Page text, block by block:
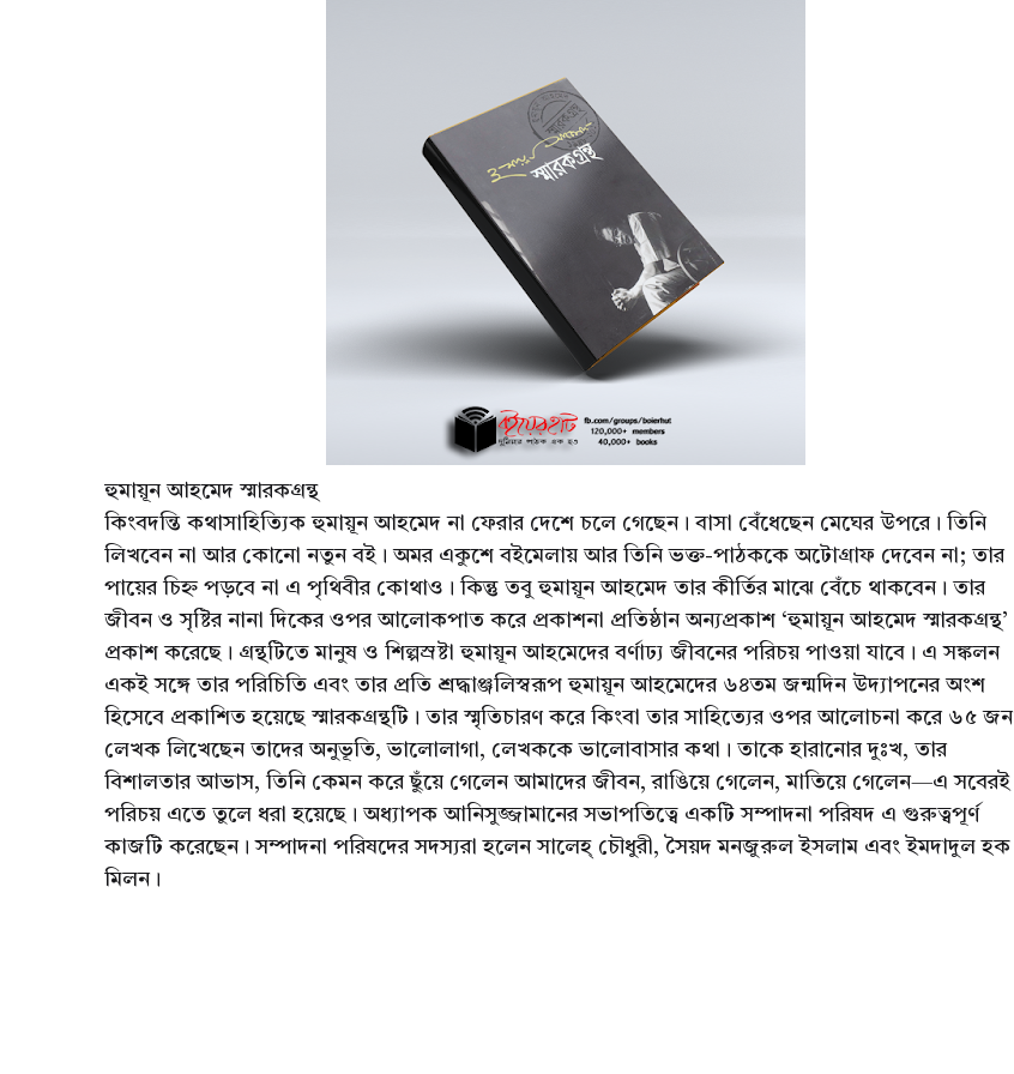
হুমায়ূন আহমেদ স্মারকগ্রন্থ
কিংবদন্তি কথাসাহিত্যিক হুমায়ূন আহমেদ না ফেরার দেশে চলে গেছেন। বাসা বেঁধেছেন মেঘের উপরে। তিনি
লিখবেন না আর কোনো নতুন বই। অমর একুশে বইমেলায় আর তিনি ভক্ত-পাঠককে অটোগ্রাফ দেবেন না; তার
পায়ের চিহ্ন পড়বে না এ পৃথিবীর কোথাও। কিন্তু তবু হুমায়ূন আহমেদ তার কীর্তির মাঝে বেঁচে থাকবেন। তার
জীবন ও সৃষ্টির নানা দিকের ওপর আলোকপাত করে প্রকাশনা প্রতিষ্ঠান অন্যপ্রকাশ ‘হুমায়ূন আহমেদ স্মারকগ্রন্থ’
প্রকাশ করেছে। গ্রন্থটিতে মানুষ ও শিল্পস্রষ্টা হুমায়ূন আহমেদের বর্ণাঢ্য জীবনের পরিচয় পাওয়া যাবে। এ সঙ্কলন
একই সঙ্গে তার পরিচিতি এবং তার প্রতি শ্রদ্ধাঞ্জলিস্বরূপ হুমায়ূন আহমেদের ৬৪তম জন্মদিন উদ্যাপনের অংশ
হিসেবে প্রকাশিত হয়েছে স্মারকগ্রন্থটি। তার স্মৃতিচারণ করে কিংবা তার সাহিত্যের ওপর আলোচনা করে ৬৫ জন
লেখক লিখেছেন তাদের অনুভূতি, ভালোলাগা, লেখককে ভালোবাসার কথা। তাকে হারানোর দুঃখ, তার
বিশালতার আভাস, তিনি কেমন করে ছুঁয়ে গেলেন আমাদের জীবন, রাঙিয়ে গেলেন, মাতিয়ে গেলেন—এ সবেরই
পরিচয় এতে তুলে ধরা হয়েছে। অধ্যাপক আনিসুজ্জামানের সভাপতিত্বে একটি সম্পাদনা পরিষদ এ গুরুত্বপূর্ণ
কাজটি করেছেন। সম্পাদনা পরিষদের সদস্যরা হলেন সালেহ্ চৌধুরী, সৈয়দ মনজুরুল ইসলাম এবং ইমদাদুল হক
মিলন।